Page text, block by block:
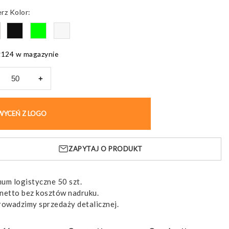
Kolor
w magazynie
+
Z LOGO
ZAPYTAJ O PRODUKT
logistyczne 50 szt.
bez kosztów nadruku.
sprzedaży detalicznej.